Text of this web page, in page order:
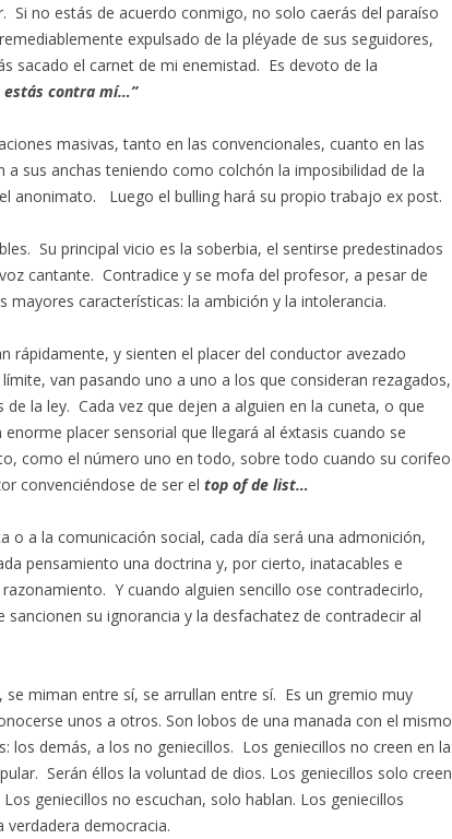
Si no estás de acuerdo conmigo, no solo caerás del paraíso
expulsado de la pléyade de sus seguidores,
sacado el carnet de mi enemistad. Es devoto de la
estás contra mí…”
masivas, tanto en las convencionales, cuanto en las
a sus anchas teniendo como colchón la imposibilidad de la
anonimato. Luego el bulling hará su propio trabajo ex post.
Su principal vicio es la soberbia, el sentirse predestinados
cantante. Contradice y se mofa del profesor, a pesar de
mayores características: la ambición y la intolerancia.
rápidamente, y sienten el placer del conductor avezado
van pasando uno a uno a los que consideran rezagados,
la ley. Cada vez que dejen a alguien en la cuneta, o que
placer sensorial que llegará al éxtasis cuando se
como el número uno en todo, sobre todo cuando su corifeo
convenciéndose de ser el top of de list…
o a la comunicación social, cada día será una admonición,
pensamiento una doctrina y, por cierto, inatacables e
Y cuando alguien sencillo ose contradecirlo,
su ignorancia y la desfachatez de contradecir al
se miman entre sí, se arrullan entre sí. Es un gremio muy
unos a otros. Son lobos de una manada con el mismo
los demás, a los no geniecillos. Los geniecillos no creen en la
Serán éllos la voluntad de dios. Los geniecillos solo creen
geniecillos no escuchan, solo hablan. Los geniecillos
verdadera democracia.